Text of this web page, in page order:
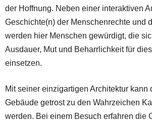
der Hoffnung. Neben einer interaktiven
Geschichte(n) der Menschenrechte und
werden hier Menschen gewürdigt, die
Ausdauer, Mut und Beharrlichkeit für
einsetzen.
Mit seiner einzigartigen Architektur kann
Gebäude getrost zu den Wahrzeichen
werden. Bei einem Besuch erfahren die